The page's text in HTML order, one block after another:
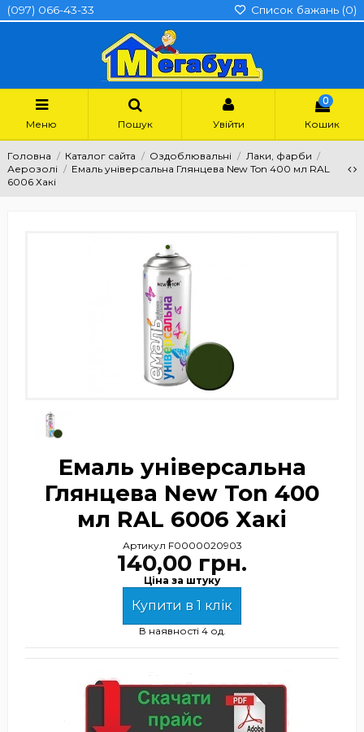
(097) 066-43-33 Список бажань (0)
Меню Пошук Увійти
0
Кошик
Головна Каталог сайта Оздоблювальні
Лаки, фарби
Аерозолі
Емаль універсальна Глянцева New Ton 400 мл RAL
6006 Хакі
Емаль універсальна
Глянцева New Ton 400
мл RAL 6006 Хакі
Артикул F0000020903
140,00 грн.
Ціна за штуку
Купити в 1 клік
В наявності 4 од.